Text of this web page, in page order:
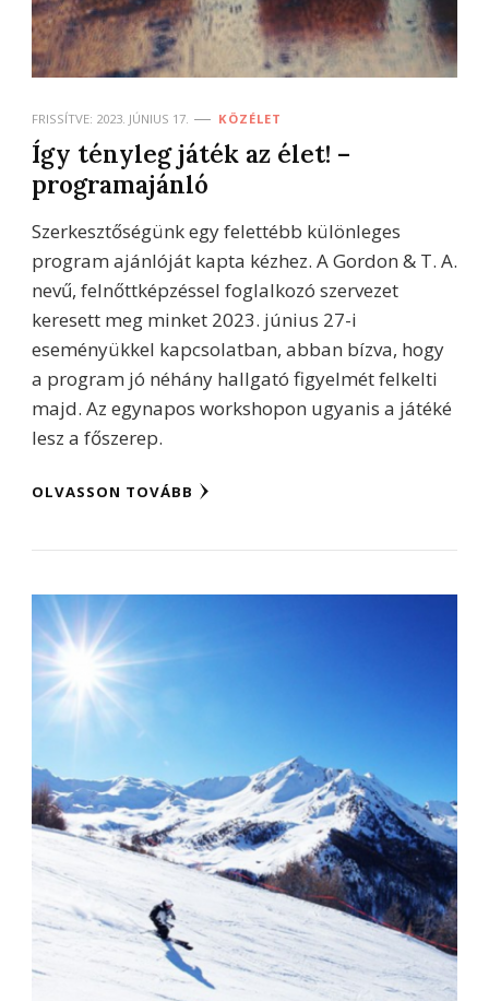
FRISSÍTVE: 2023. JÚNIUS 17. KÖZÉLET
Így tényleg játék az élet! –
programajánló
Szerkesztőségünk egy felettébb különleges
program ajánlóját kapta kézhez. A Gordon & T. A.
nevű, felnőttképzéssel foglalkozó szervezet
keresett meg minket 2023. június 27-i
eseményükkel kapcsolatban, abban bízva, hogy
a program jó néhány hallgató figyelmét felkelti
majd. Az egynapos workshopon ugyanis a játéké
lesz a főszerep.
OLVASSON TOVÁBB